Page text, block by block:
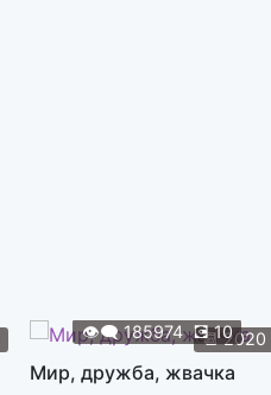
📆2020
👁️‍🗨️185974 💽10
Мир, дружба, жвачка